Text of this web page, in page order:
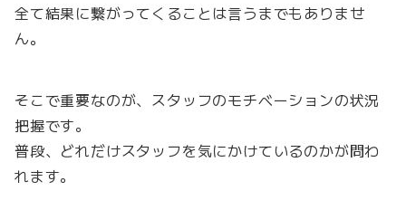
全て結果に繋がってくることは言うまでもありませ
ん。
そこで重要なのが、スタッフのモチベーションの状況
把握です。
普段、どれだけスタッフを気にかけているのかが問わ
れます。